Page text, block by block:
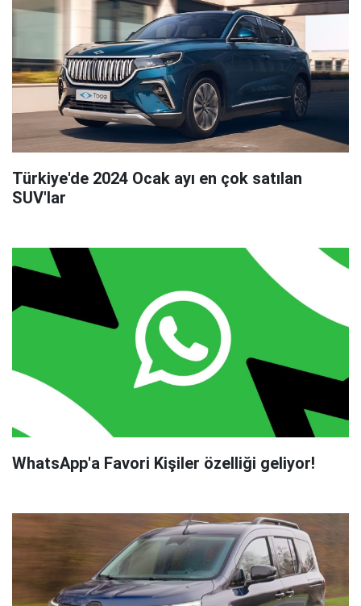
Türkiye'de 2024 Ocak ayı en çok satılan
SUV'lar
WhatsApp'a Favori Kişiler özelliği geliyor!